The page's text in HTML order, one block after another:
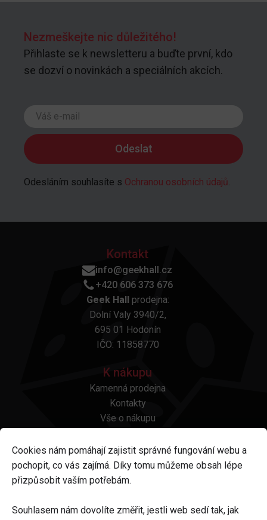
Nezmeškejte nic důležitého!
Přihlaste se k newsletteru a buďte první, kdo
se dozví o novinkách a speciálních akcích.
Odesláním souhlasíte s Ochranou osobních údajů.
Kontakt
info@geekhall.cz
+420 606 373 676
Geek Hall
prodejna:
Dolní Valy 3940/2,
695 01 Hodonín
IČO: 11858770
K nákupu
Kamenná prodejna
Kontakty
Vše o nákupu
Platba a doprava
Reklamace a vrácení
Obchodní podmínky
Odstoupení od smlouvy
Cookies nám pomáhají zajistit správné fungování webu a
pochopit, co vás zajímá. Díky tomu můžeme obsah lépe
přizpůsobit vaším potřebám.
Souhlasem nám dovolíte změřit, jestli web sedí tak, jak